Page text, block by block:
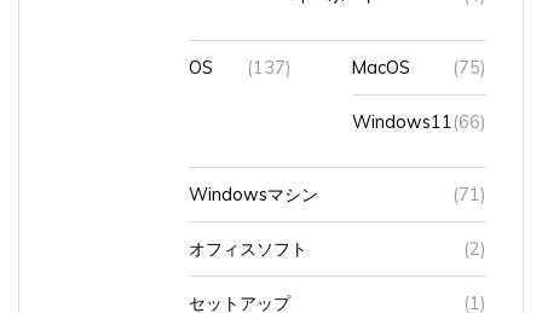
OS (137) MacOS (75)
Windows11(66)
Windowsマシン (71)
オフィスソフト (2)
セットアップ (1)